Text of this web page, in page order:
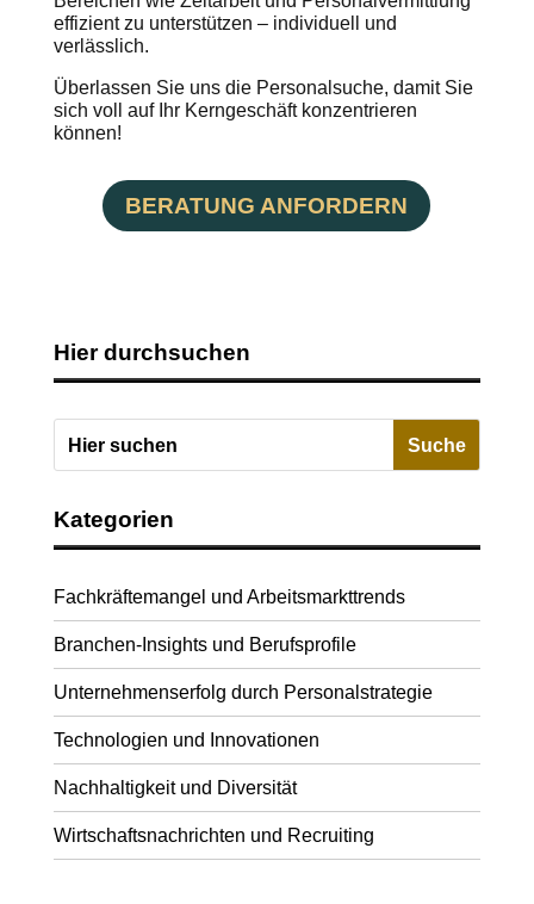
effizient zu unterstützen – individuell und
verlässlich.
Überlassen Sie uns die Personalsuche, damit Sie
sich voll auf Ihr Kerngeschäft konzentrieren
können!
BERATUNG ANFORDERN
Hier durchsuchen
Kategorien
Fachkräftemangel und Arbeitsmarkttrends
Branchen-Insights und Berufsprofile
Unternehmenserfolg durch Personalstrategie
Technologien und Innovationen
Nachhaltigkeit und Diversität
Wirtschaftsnachrichten und Recruiting